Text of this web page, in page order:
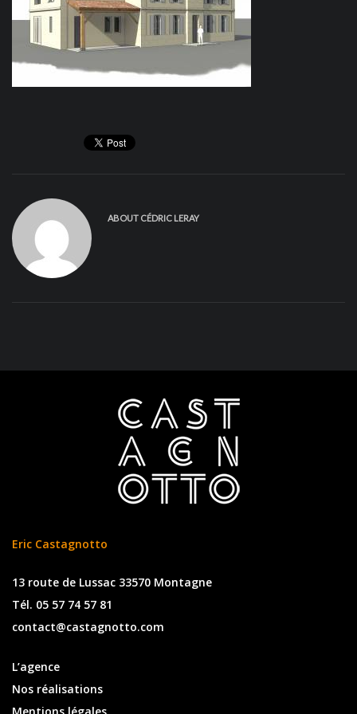
ABOUT CÉDRIC LERAY
Eric Castagnotto
13 route de Lussac 33570 Montagne
Tél. 05 57 74 57 81
contact@castagnotto.com
L’agence
Nos réalisations